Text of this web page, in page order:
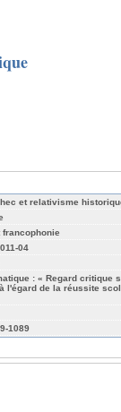
et relativisme
francophonie
04
: « Regard critique
l'égard de la réussite
1089